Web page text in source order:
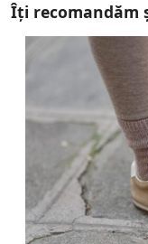
Îți recomandăm